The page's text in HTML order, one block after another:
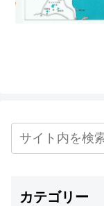
カテゴリー